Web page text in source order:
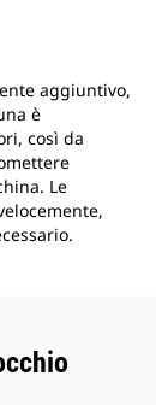
aggiuntivo,
è
così da
Le